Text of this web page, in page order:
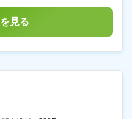
場を設けております。 ■エ
： Salesforceを使って残業時
ススペースがあり、リモート
ロジェクト推進 ・顧客への提
製造、テスト、導入支援 ・コ
保守業務、サポート業務 ※自
術者派遣事業・客先常駐は行
…HTML、JavaScript、
）等 お客様から「要件定義が
、感謝して頂けた事があり
能要求に応えるのみでなく、
だし、現在の業務フローを
見る